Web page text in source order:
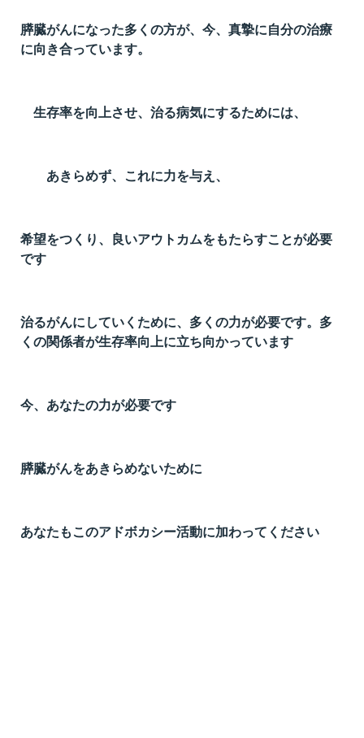
膵臓がんになった多くの方が、今、真摯に自分の治療
に向き合っています。
生存率を向上させ、治る病気にするためには、
あきらめず、これに力を与え、
希望をつくり、良いアウトカムをもたらすことが必要
です
治るがんにしていくために、多くの力が必要です。多
くの関係者が生存率向上に立ち向かっています
今、あなたの力が必要です
膵臓がんをあきらめないために
あなたもこのアドボカシー活動に加わってください